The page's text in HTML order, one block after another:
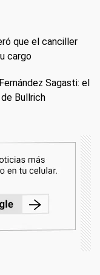
que el canciller
cargo
Sagasti: el
Bullrich